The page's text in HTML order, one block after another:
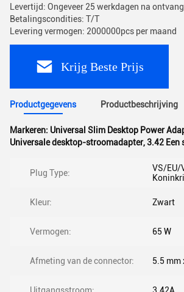
Levertijd: Ongeveer 25 werkdagen na
Betalingscondities: T/T
Levering vermogen: 2000000pcs per maand
Krijg Beste Prijs
Productgegevens Productbeschrijving
Markeren: Universal Slim Desktop Power
Universale desktop-stroomadapter,3.42 Een
Plug Type:
VS/EU/
Kleur: Zwart
Vermogen: 65 W
Afmeting van de connector: 5.5 mm